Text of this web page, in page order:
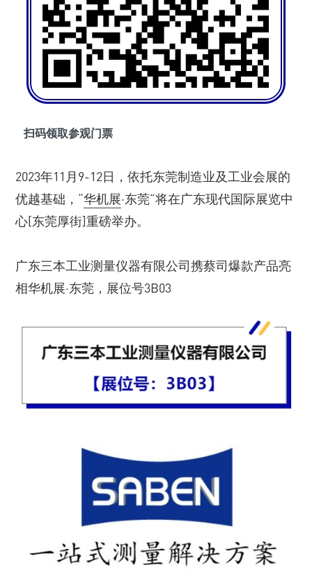
扫码领取参观门票
2023年11月9-12日，依托东莞制造业及工业会展的
优越基础，“华机展·东莞”将在广东现代国际展览中
心[东莞厚街]重磅举办。
广东三本工业测量仪器有限公司携蔡司爆款产品亮
相华机展·东莞，展位号3B03